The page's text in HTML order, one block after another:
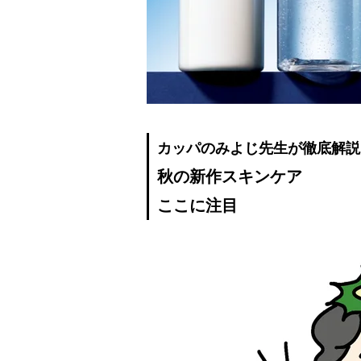
カッパのみよじ先生が徹底解
秋の新作スキンケア
ここに注目